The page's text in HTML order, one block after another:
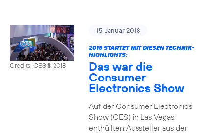
Credits: CES® 2018
15. Januar 2018
2018 STARTET MIT DIESEN TECHNIK-
HIGHLIGHTS:
Das war die
Consumer
Electronics Show
Auf der Consumer Electronics
Show (CES) in Las Vegas
enthüllten Aussteller aus der